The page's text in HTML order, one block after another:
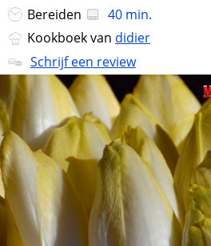
Bereiden
40 min.
Kookboek van didier
Schrijf een review